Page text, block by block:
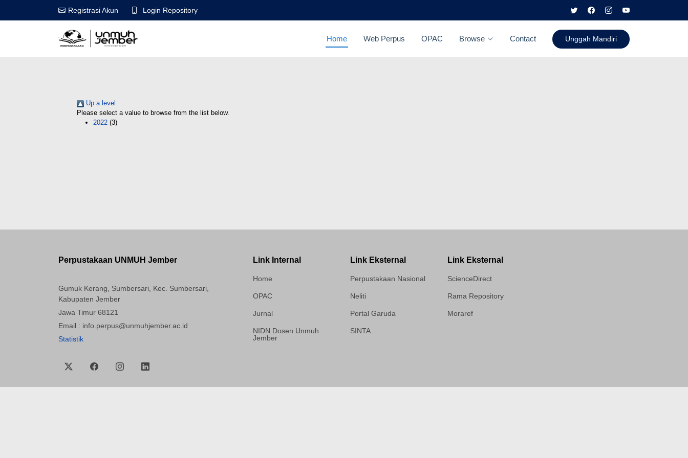
Registrasi Akun Login Repository
Home Web Perpus OPAC Browse Contact Unggah Mandiri
Up a level
Please select a value to browse from the list below.
2022 (3)
Perpustakaan UNMUH Jember
Gumuk Kerang, Sumbersari, Kec. Sumbersari,
Kabupaten Jember
Jawa Timur 68121
Email : info.perpus@unmuhjember.ac.id
Statistik
Link Internal
Home
OPAC
Jurnal
NIDN Dosen Unmuh
Jember
Link Eksternal
Perpustakaan Nasional
Neliti
Portal Garuda
SINTA
Link Eksternal
ScienceDirect
Rama Repository
Moraref